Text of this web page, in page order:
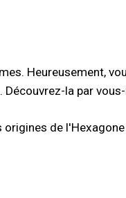
Heureusement,
la par
de